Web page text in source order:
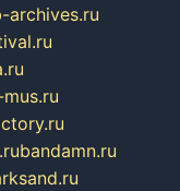
archives.ru
mus.ru
bandamn.ru